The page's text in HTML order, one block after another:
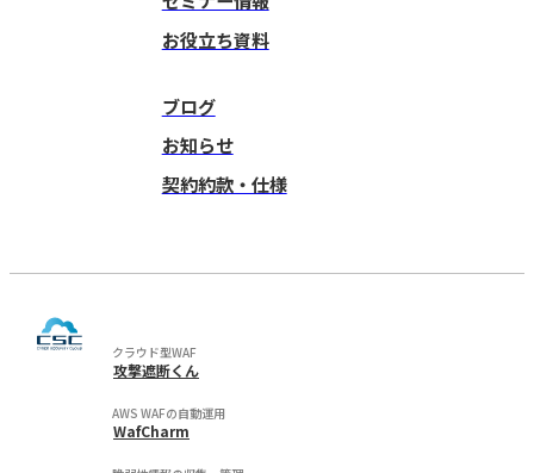
お役立ち資料
ブログ
お知らせ
契約約款・仕様
クラウド型WAF
攻撃遮断くん
AWS WAFの自動運用
WafCharm